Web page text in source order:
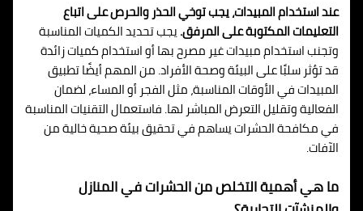
عند استخدام المبيدات، يجب توخي الحذر والحرص على اتباع
التعليمات المكتوبة على المرفق.يجب تحديد الكميات المناسبة
وتجنب استخدام مبيدات غير مصرح بها أو استخدام كميات زائدة
قد تؤثر سلبًا على البيئة وصحة الأفراد. من المهم أيضًا تطبيق
المبيدات في الأوقات المناسبة، مثل الفجر أو المساء، لضمان
الفعالية وتقليل التعرض المباشر لها. فاستعمال التقنيات المناسبة
في مكافحة الحشرات يساهم في تحقيق بيئة صحية خالية من
الآفات.
ما هي أهمية التخلص من الحشرات في المنازل